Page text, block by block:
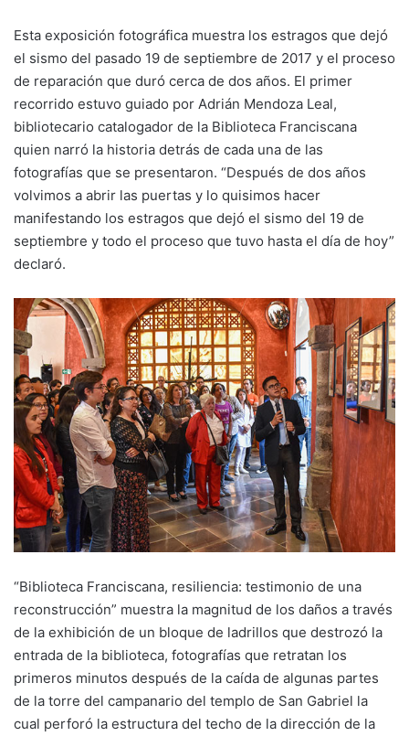
Esta exposición fotográfica muestra los estragos que dejó
el sismo del pasado 19 de septiembre de 2017 y el proceso
de reparación que duró cerca de dos años. El primer
recorrido estuvo guiado por Adrián Mendoza Leal,
bibliotecario catalogador de la Biblioteca Franciscana
quien narró la historia detrás de cada una de las
fotografías que se presentaron. “Después de dos años
volvimos a abrir las puertas y lo quisimos hacer
manifestando los estragos que dejó el sismo del 19 de
septiembre y todo el proceso que tuvo hasta el día de hoy”
declaró.
“Biblioteca Franciscana, resiliencia: testimonio de una
reconstrucción” muestra la magnitud de los daños a través
de la exhibición de un bloque de ladrillos que destrozó la
entrada de la biblioteca, fotografías que retratan los
primeros minutos después de la caída de algunas partes
de la torre del campanario del templo de San Gabriel la
cual perforó la estructura del techo de la dirección de la